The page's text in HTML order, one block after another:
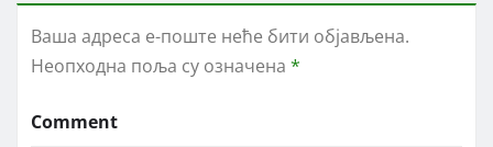
Ваша адреса е-поште неће бити објављена.
Неопходна поља су означена *
Comment